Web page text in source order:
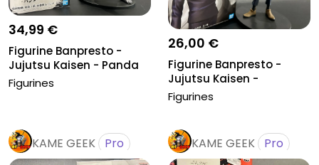
34,99 €
Figurine Banpresto -
Jujutsu Kaisen - Panda
17cm
Figurines
26,00 €
Figurine Banpresto -
Jujutsu Kaisen -
Fushiguro Me...
Figurines
KAME GEEK Pro KAME GEEK Pro